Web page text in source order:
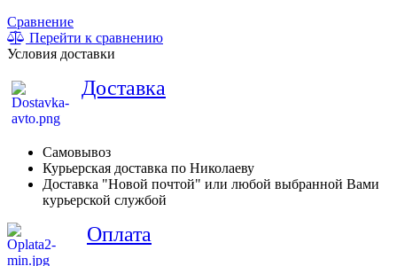
Сравнение
Перейти к сравнению
Условия доставки
Доставка
Самовывоз
Курьерская доставка по Николаеву
Доставка "Новой почтой" или любой выбранной Вами
курьерской службой
Оплата